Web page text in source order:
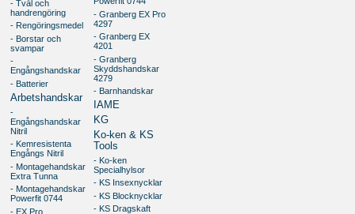
- Tvål och
handrengöring
- Rengöringsmedel
- Borstar och
svampar
-
Engångshandskar
- Batterier
Arbetshandskar
-
Engångshandskar
Nitril
- Kemresistenta
Engångs Nitril
- Montagehandskar
Extra Tunna
- Montagehandskar
Powerfit 0744
- EX Pro
- Granberg EX Pro
4297
- Granberg EX
4201
- Granberg
Skyddshandskar
4279
- Barnhandskar
IAME
KG
Ko-ken & KS
Tools
- Ko-ken
Specialhylsor
- KS Insexnycklar
- KS Blocknycklar
- KS Dragskaft